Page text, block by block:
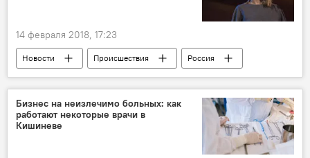
14 февраля 2018, 17:23
Новости Происшествия
Россия
В мире
Россия
Собчак
иск
Владимир Путин ЦИК России
Бизнес на неизлечимо больных: как
работают некоторые врачи в
Кишиневе